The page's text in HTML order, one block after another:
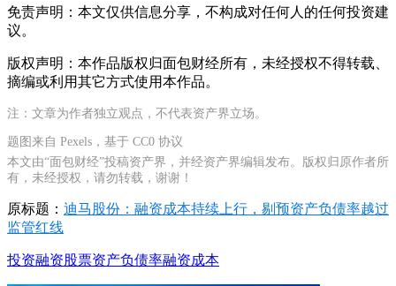
免责声明：本文仅供信息分享，不构成对任何人的任何投资建
议。
版权声明：本作品版权归面包财经所有，未经授权不得转载、
摘编或利用其它方式使用本作品。
注：文章为作者独立观点，不代表资产界立场。
题图来自 Pexels，基于 CC0 协议
本文由“面包财经”投稿资产界，并经资产界编辑发布。版权归原作者所
有，未经授权，请勿转载，谢谢！
原标题： 迪马股份：融资成本持续上行，剔预资产负债率越过
监管红线
投资融资股票资产负债率融资成本